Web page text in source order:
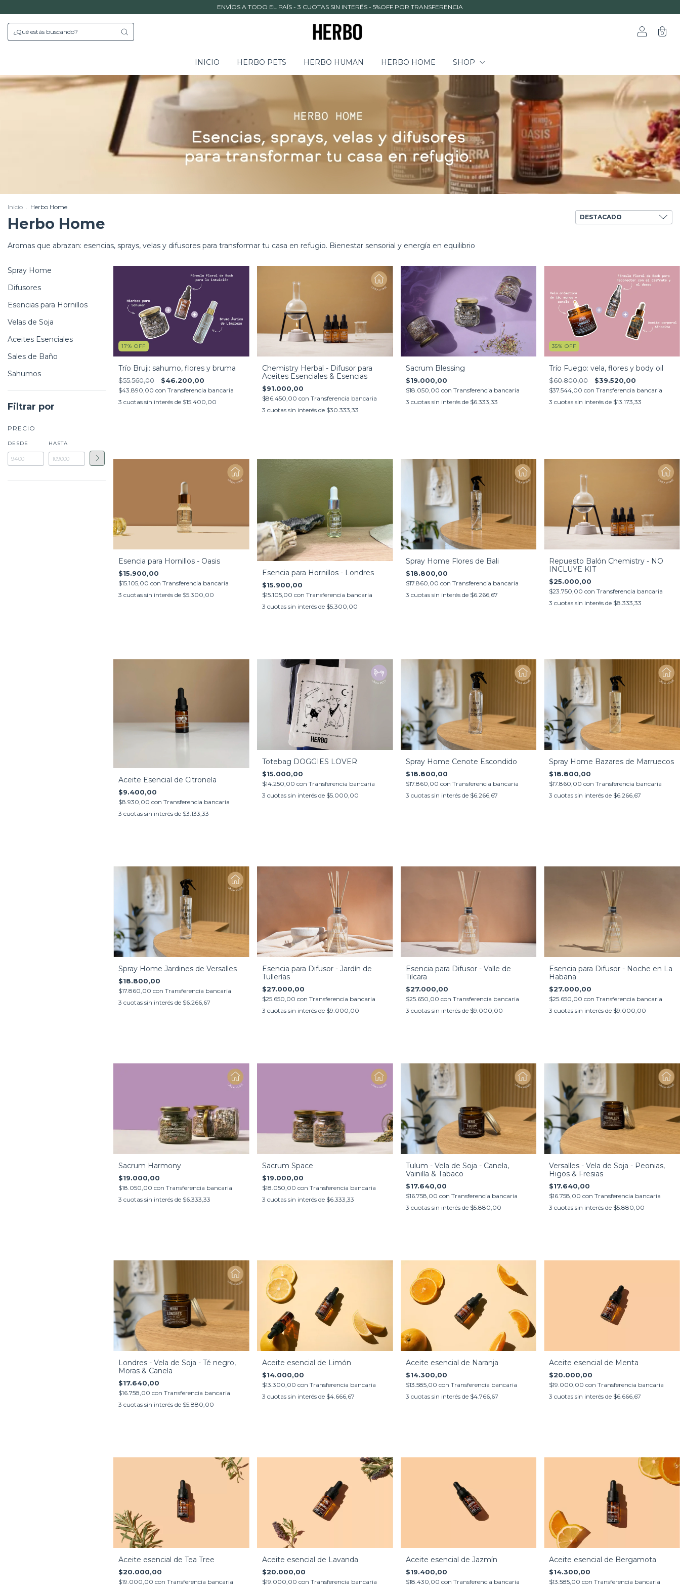
ENVÍOS A TODO EL PAÍS - 3 CUOTAS SIN INTERÉS - 5%OFF POR TRANSFERENCIA
0
INICIO HERBO PETS HERBO HUMAN HERBO HOME SHOP
Inicio . Herbo Home
Herbo Home
Aromas que abrazan: esencias, sprays, velas y difusores para transformar tu casa en refugio. Bienestar sensorial y energía en equilibrio
Spray Home
Difusores
Esencias para Hornillos
Velas de Soja
Aceites Esenciales
Sales de Baño
Sahumos
Filtrar por
PRECIO
DESDE HASTA
17% OFF
Trío Bruji: sahumo, flores y bruma
$55.560,00 $46.200,00
$43.890,00 con Transferencia bancaria
3 cuotas sin interés de $15.400,00
Chemistry Herbal - Difusor para
Aceites Esenciales & Esencias
$91.000,00
$86.450,00 con Transferencia bancaria
3 cuotas sin interés de $30.333,33
Sacrum Blessing
$19.000,00
$18.050,00 con Transferencia bancaria
3 cuotas sin interés de $6.333,33
35%OFF
Trío Fuego: vela, flores y body oil
$60.800,00 $39.520,00
$37.544,00con Transferencia bancaria
3 cuotas sin interés de $13.173,33
Esencia para Hornillos - Oasis
$15.900,00
$15.105,00 con Transferencia bancaria
3 cuotas sin interés de $5.300,00
Esencia para Hornillos - Londres
$15.900,00
$15.105,00 con Transferencia bancaria
3 cuotas sin interés de $5.300,00
Spray Home Flores de Bali
$18.800,00
$17.860,00 con Transferencia bancaria
3 cuotas sin interés de $6.266,67
Repuesto Balón Chemistry - NO
INCLUYE KIT
$25.000,00
$23.750,00con Transferencia bancaria
3 cuotas sin interés de $8.333,33
Aceite Esencial de Citronela
$9.400,00
$8.930,00 con Transferencia bancaria
3 cuotas sin interés de $3.133,33
Totebag DOGGIES LOVER
$15.000,00
$14.250,00 con Transferencia bancaria
3 cuotas sin interés de $5.000,00
Spray Home Cenote Escondido
$18.800,00
$17.860,00 con Transferencia bancaria
3 cuotas sin interés de $6.266,67
Spray Home Bazares de Marruecos
$18.800,00
$17.860,00con Transferencia bancaria
3 cuotas sin interés de $6.266,67
Spray Home Jardines de Versalles
$18.800,00
$17.860,00 con Transferencia bancaria
3 cuotas sin interés de $6.266,67
Esencia para Difusor - Jardín de
Tullerías
$27.000,00
$25.650,00 con Transferencia bancaria
3 cuotas sin interés de $9.000,00
Esencia para Difusor - Valle de
Tilcara
$27.000,00
$25.650,00 con Transferencia bancaria
3 cuotas sin interés de $9.000,00
Esencia para Difusor - Noche en La
Habana
$27.000,00
$25.650,00con Transferencia bancaria
3 cuotas sin interés de $9.000,00
Sacrum Harmony
$19.000,00
$18.050,00 con Transferencia bancaria
3 cuotas sin interés de $6.333,33
Sacrum Space
$19.000,00
$18.050,00 con Transferencia bancaria
3 cuotas sin interés de $6.333,33
Tulum - Vela de Soja - Canela,
Vainilla & Tabaco
$17.640,00
$16.758,00 con Transferencia bancaria
3 cuotas sin interés de $5.880,00
Versalles - Vela de Soja - Peonias,
Higos & Fresias
$17.640,00
$16.758,00con Transferencia bancaria
3 cuotas sin interés de $5.880,00
Londres - Vela de Soja - Té negro,
Moras & Canela
$17.640,00
$16.758,00 con Transferencia bancaria
3 cuotas sin interés de $5.880,00
Aceite esencial de Limón
$14.000,00
$13.300,00 con Transferencia bancaria
3 cuotas sin interés de $4.666,67
Aceite esencial de Naranja
$14.300,00
$13.585,00 con Transferencia bancaria
3 cuotas sin interés de $4.766,67
Aceite esencial de Menta
$20.000,00
$19.000,00con Transferencia bancaria
3 cuotas sin interés de $6.666,67
Aceite esencial de Tea Tree
$20.000,00
$19.000,00 con Transferencia bancaria
Aceite esencial de Lavanda
$20.000,00
$19.000,00 con Transferencia bancaria
Aceite esencial de Jazmín
$19.400,00
$18.430,00 con Transferencia bancaria
Aceite esencial de Bergamota
$14.300,00
$13.585,00con Transferencia bancaria